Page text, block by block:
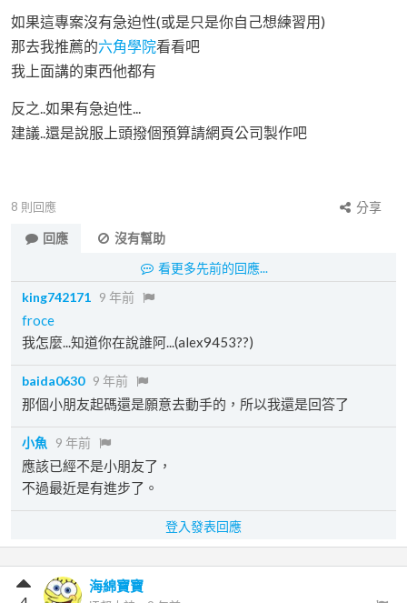
如果這專案沒有急迫性(或是只是你自己想練習用)
那去我推薦的六角學院看看吧
我上面講的東西他都有
反之..如果有急迫性...
建議..還是說服上頭撥個預算請網頁公司製作吧
8 則回應
分享
回應
沒有幫助
看更多先前的回應...
king742171 9 年前
froce
我怎麼...知道你在說誰阿...(alex9453??)
baida0630 9 年前
那個小朋友起碼還是願意去動手的，所以我還是回答了
小魚 9 年前
應該已經不是小朋友了，
不過最近是有進步了。
登入發表回應
海綿寶寶